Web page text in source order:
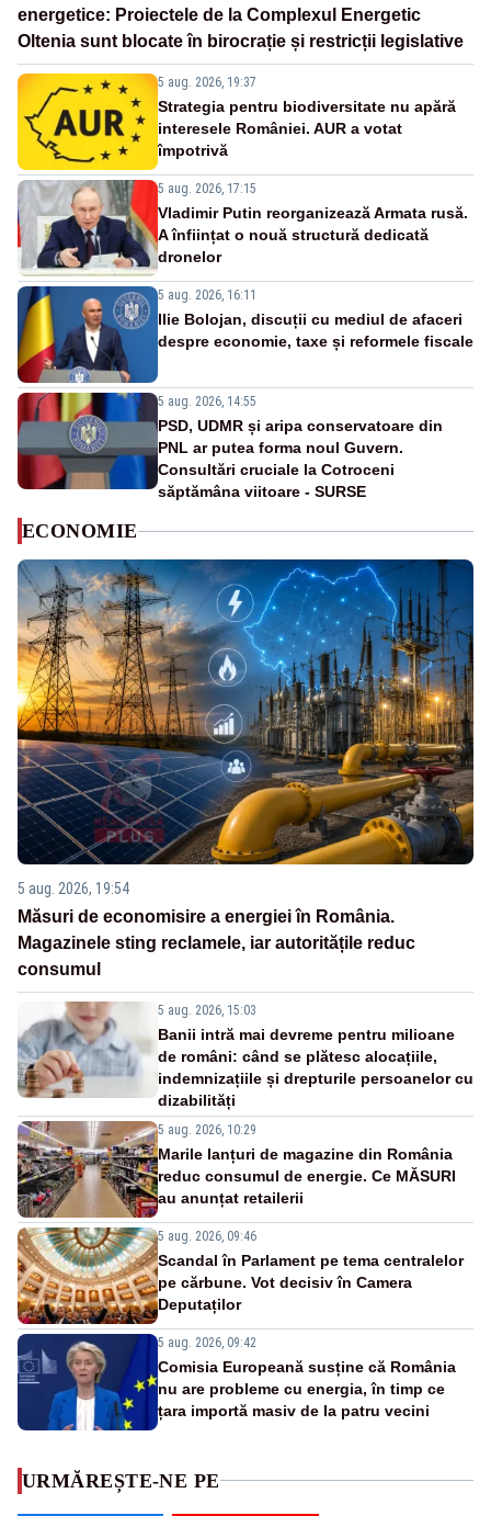
energetice: Proiectele de la Complexul Energetic
Oltenia sunt blocate în birocrație și restricții legislative
5 aug. 2026, 19:37
Strategia pentru biodiversitate nu apără
interesele României. AUR a votat
împotrivă
5 aug. 2026, 17:15
Vladimir Putin reorganizează Armata rusă.
A înființat o nouă structură dedicată
dronelor
5 aug. 2026, 16:11
Ilie Bolojan, discuții cu mediul de afaceri
despre economie, taxe și reformele fiscale
5 aug. 2026, 14:55
PSD, UDMR și aripa conservatoare din
PNL ar putea forma noul Guvern.
Consultări cruciale la Cotroceni
săptămâna viitoare - SURSE
ECONOMIE
5 aug. 2026, 19:54
Măsuri de economisire a energiei în România.
Magazinele sting reclamele, iar autoritățile reduc
consumul
5 aug. 2026, 15:03
Banii intră mai devreme pentru milioane
de români: când se plătesc alocațiile,
indemnizațiile și drepturile persoanelor cu
dizabilități
5 aug. 2026, 10:29
Marile lanțuri de magazine din România
reduc consumul de energie. Ce MĂSURI
au anunțat retailerii
5 aug. 2026, 09:46
Scandal în Parlament pe tema centralelor
pe cărbune. Vot decisiv în Camera
Deputaților
5 aug. 2026, 09:42
Comisia Europeană susține că România
nu are probleme cu energia, în timp ce
țara importă masiv de la patru vecini
URMĂREȘTE-NE PE